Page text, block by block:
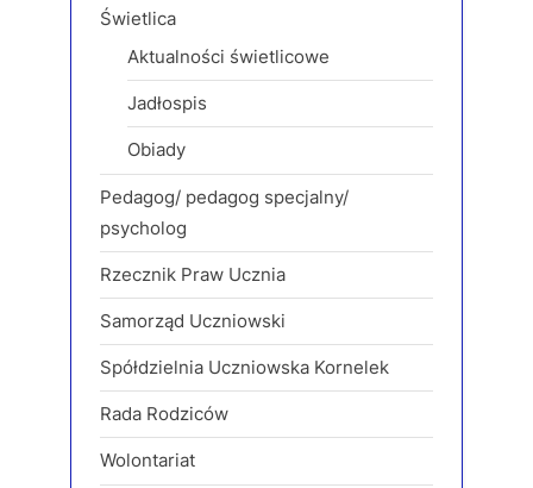
Świetlica
Aktualności świetlicowe
Jadłospis
Obiady
Pedagog/ pedagog specjalny/
psycholog
Rzecznik Praw Ucznia
Samorząd Uczniowski
Spółdzielnia Uczniowska Kornelek
Rada Rodziców
Wolontariat